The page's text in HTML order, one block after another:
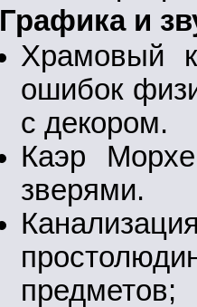
Графика и
Храмовый
ошибок
с декором.
Каэр
зверями.